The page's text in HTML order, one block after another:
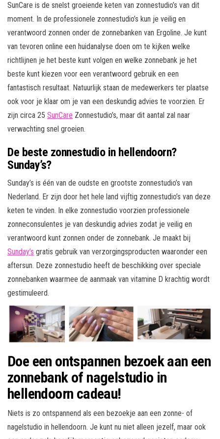
SunCare is de snelst groeiende keten van zonnestudio’s van dit
moment. In de professionele zonnestudio’s kun je veilig en
verantwoord zonnen onder de zonnebanken van Ergoline. Je kunt
van tevoren online een huidanalyse doen om te kijken welke
richtlijnen je het beste kunt volgen en welke zonnebank je het
beste kunt kiezen voor een verantwoord gebruik en een
fantastisch resultaat. Natuurlijk staan de medewerkers ter plaatse
ook voor je klaar om je van een deskundig advies te voorzien. Er
zijn circa 25 SunCare Zonnestudio’s, maar dit aantal zal naar
verwachting snel groeien.
De beste zonnestudio in hellendoorn?
Sunday’s?
Sunday’s is één van de oudste en grootste zonnestudio’s van
Nederland. Er zijn door het hele land vijftig zonnestudio’s van deze
keten te vinden. In elke zonnestudio voorzien professionele
zonneconsulentes je van deskundig advies zodat je veilig en
verantwoord kunt zonnen onder de zonnebank. Je maakt bij
Sunday’s gratis gebruik van verzorgingsproducten waaronder een
aftersun. Deze zonnestudio heeft de beschikking over speciale
zonnebanken waarmee de aanmaak van vitamine D krachtig wordt
gestimuleerd.
Doe een ontspannen bezoek aan een
zonnebank of nagelstudio in
hellendoorn cadeau!
Niets is zo ontspannend als een bezoekje aan een zonne- of
nagelstudio in hellendoorn. Je kunt nu niet alleen jezelf, maar ook